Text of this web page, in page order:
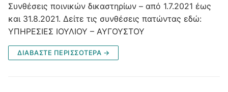
Συνθέσεις ποινικών δικαστηρίων – από 1.7.2021 έως
και 31.8.2021. Δείτε τις συνθέσεις πατώντας εδώ:
ΥΠΗΡΕΣΙΕΣ ΙΟΥΛΙΟΥ – ΑΥΓΟΥΣΤΟΥ
ΔΙΑΒΑΣΤΕ ΠΕΡΙΣΣΟΤΕΡΑ →